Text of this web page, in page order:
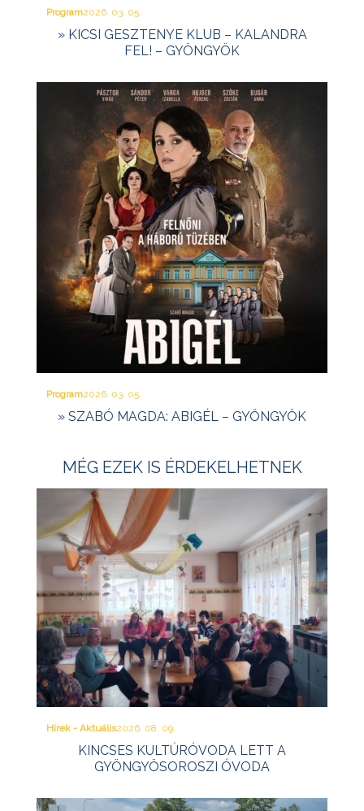
Program2026. 03. 05.
» KICSI GESZTENYE KLUB – KALANDRA
FEL! – GYÖNGYÖK
Program2026. 03. 05.
» SZABÓ MAGDA: ABIGÉL – GYÖNGYÖK
MÉG EZEK IS ÉRDEKELHETNEK
Hírek - Aktuális2026. 08. 09.
KINCSES KULTÚRÓVODA LETT A
GYÖNGYÖSOROSZI ÓVODA